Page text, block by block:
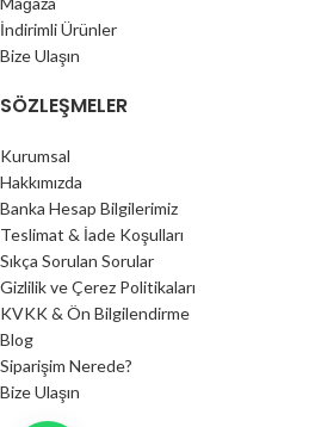
İndirimli Ürünler
Bize Ulaşın
SÖZLEŞMELER
Kurumsal
Hakkımızda
Banka Hesap Bilgilerimiz
Teslimat & İade Koşulları
Sıkça Sorulan Sorular
Gizlilik ve Çerez Politikaları
KVKK & Ön Bilgilendirme
Blog
Siparişim Nerede?
Bize Ulaşın